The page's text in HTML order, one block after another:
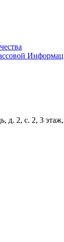
д. 2, с. 2, 3